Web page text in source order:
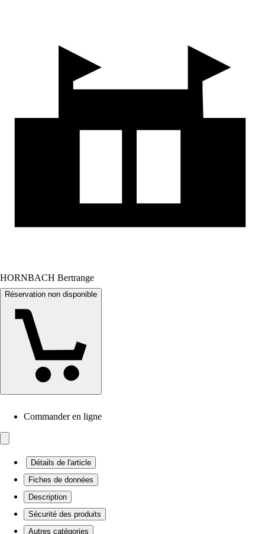
HORNBACH Bertrange
Réservation non disponible
Commander en ligne
Détails de l'article
Fiches de données
Description
Sécurité des produits
Autres catégories